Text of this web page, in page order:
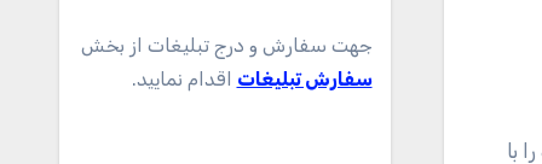
با
جهت سفارش و درج تبلیغات از بخش
سفارش تبلیغات اقدام نمایید.